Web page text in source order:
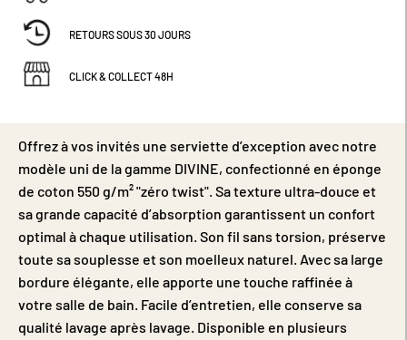
RETOURS SOUS 30 JOURS
CLICK & COLLECT 48H
Offrez à vos invités une serviette d’exception avec notre
modèle uni de la gamme DIVINE, confectionné en éponge
de coton 550 g/m² "zéro twist". Sa texture ultra-douce et
sa grande capacité d’absorption garantissent un confort
optimal à chaque utilisation. Son fil sans torsion, préserve
toute sa souplesse et son moelleux naturel. Avec sa large
bordure élégante, elle apporte une touche raffinée à
votre salle de bain. Facile d’entretien, elle conserve sa
qualité lavage après lavage. Disponible en plusieurs